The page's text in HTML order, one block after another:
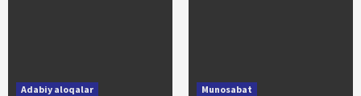
Adabiy aloqalar Munosabat